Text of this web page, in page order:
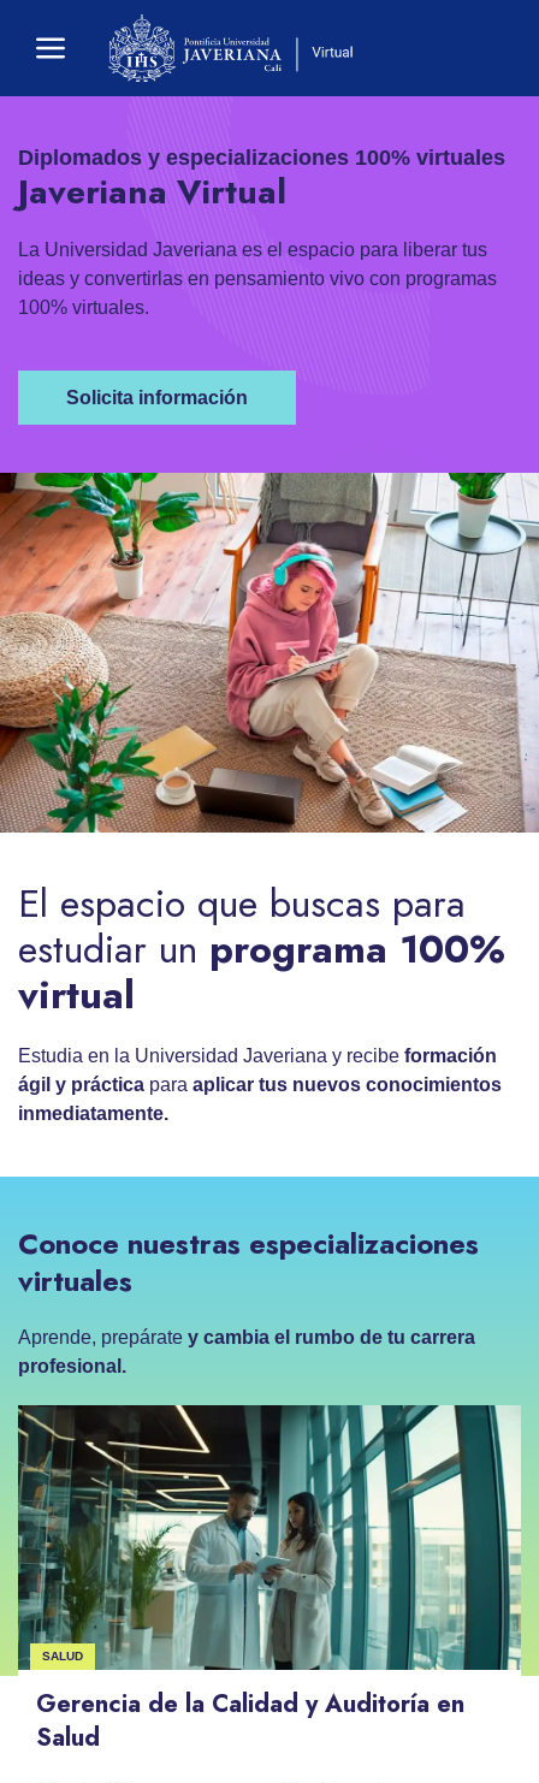
Diplomados y especializaciones 100% virtuales
Javeriana Virtual
La Universidad Javeriana es el espacio para liberar tus
ideas y convertirlas en pensamiento vivo con programas
100% virtuales.
Solicita información
El espacio que buscas para
estudiar un programa 100%
virtual
Estudia en la Universidad Javeriana y recibe formación
ágil y práctica para aplicar tus nuevos conocimientos
inmediatamente.
Conoce nuestras especializaciones
virtuales
Aprende, prepárate y cambia el rumbo de tu carrera
profesional.
SALUD
Gerencia de la Calidad y Auditoría en
Salud